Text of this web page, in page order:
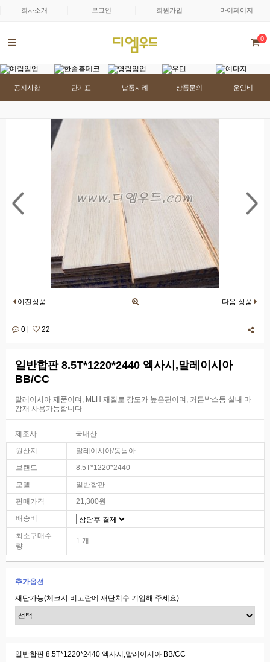
회사소개 로그인 회원가입 마이페이지
0
공지사항 단가표 납품사례 상품문의 운임비
이전상품 다음 상품
0 22
일반합판 8.5T*1220*2440 엑사시,말레이시아
BB/CC
말레이시아 제품이며, MLH 재질로 강도가 높은편이며, 커튼박스등 실내 마
감재 사용가능합니다
제조사
국내산
원산지
말레이시아/동남아
브랜드
8.5T*1220*2440
모델
일반합판
판매가격
21,300원
배송비
최소구매수
량
1 개
추가옵션
재단가능(체크시 비고란에 재단치수 기입해 주세요)
일반합판 8.5T*1220*2440 엑사시,말레이시아 BB/CC